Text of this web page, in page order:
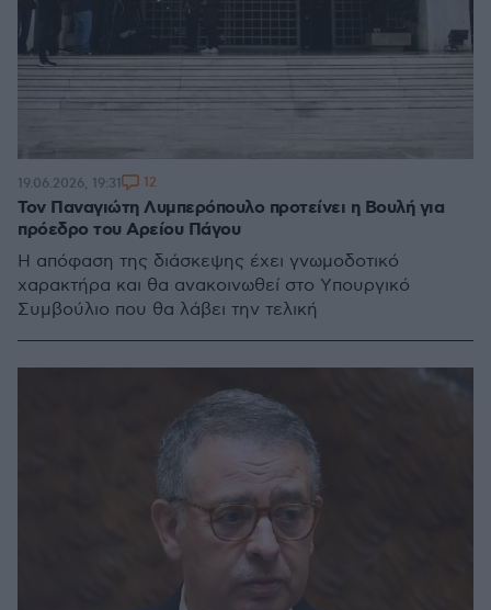
Τον Παναγιώτη Λυμπερόπουλο προτείνει η Βουλή για
πρόεδρο του Αρείου Πάγου
Η απόφαση της διάσκεψης έχει γνωμοδοτικό
χαρακτήρα και θα ανακοινωθεί στο Yπουργικό
Συμβούλιο που θα λάβει την τελική
19.06.2026, 19:31 12